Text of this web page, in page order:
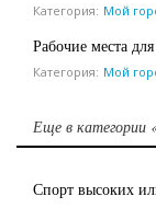
Категория: Мой
Рабочие места
Категория: Мой
Еще в категории
Спорт высоких